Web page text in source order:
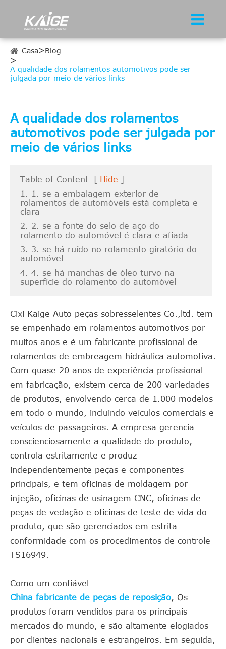
Casa Blog
A qualidade dos rolamentos automotivos pode ser
julgada por meio de vários links
A qualidade dos rolamentos
automotivos pode ser julgada por
meio de vários links
Table of Content [ Hide ]
1. 1. se a embalagem exterior de
rolamentos de automóveis está completa e
clara
2. 2. se a fonte do selo de aço do
rolamento do automóvel é clara e afiada
3. 3. se há ruído no rolamento giratório do
automóvel
4. 4. se há manchas de óleo turvo na
superfície do rolamento do automóvel
Cixi Kaige Auto peças sobresselentes Co.,ltd. tem
se empenhado em rolamentos automotivos por
muitos anos e é um fabricante profissional de
rolamentos de embreagem hidráulica automotiva.
Com quase 20 anos de experiência profissional
em fabricação, existem cerca de 200 variedades
de produtos, envolvendo cerca de 1.000 modelos
em todo o mundo, incluindo veículos comerciais e
veículos de passageiros. A empresa gerencia
conscienciosamente a qualidade do produto,
controla estritamente e produz
independentemente peças e componentes
principais, e tem oficinas de moldagem por
injeção, oficinas de usinagem CNC, oficinas de
peças de vedação e oficinas de teste de vida do
produto, que são gerenciados em estrita
conformidade com os procedimentos de controle
TS16949.
Como um confiável
China fabricante de peças de reposição, Os
produtos foram vendidos para os principais
mercados do mundo, e são altamente elogiados
por clientes nacionais e estrangeiros. Em seguida,